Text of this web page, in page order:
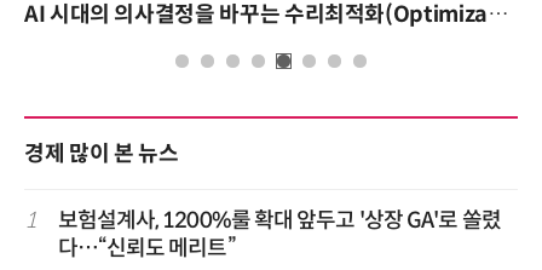
AI 시대의 의사결정을 바꾸는 수리최적화(Optimization): 실제 산업 적용 사례와 활용 전략
경제 많이 본 뉴스
1
보험설계사, 1200%룰 확대 앞두고 '상장 GA'로 쏠렸
다…“신뢰도 메리트”